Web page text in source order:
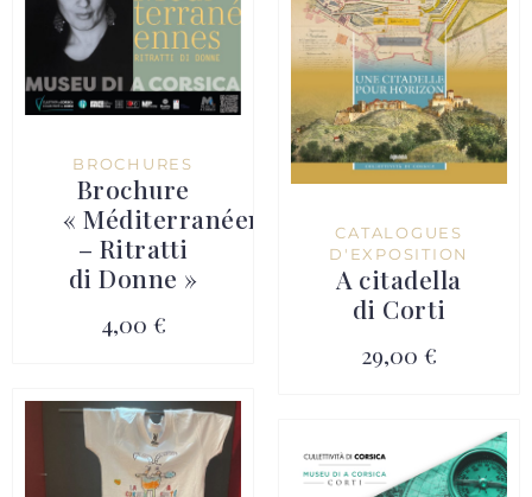
BROCHURES
Brochure
« Méditerranéennes
– Ritratti
di Donne »
4,00 €
CATALOGUES
D'EXPOSITION
A citadella
di Corti
29,00 €